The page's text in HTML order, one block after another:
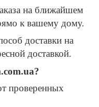
на ближайшем
к вашему дому.
доставки на
доставкой.
проверенных